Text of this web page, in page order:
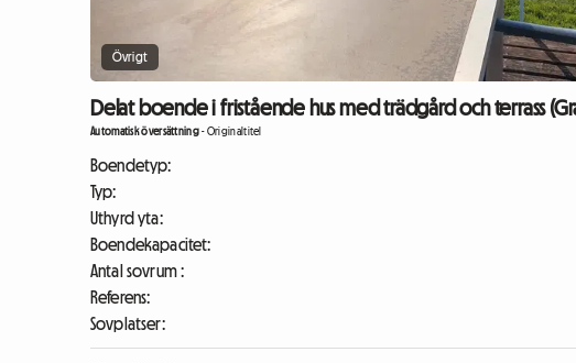
Övrigt
Delat boende i fristående hus med trädgård och terrass
Automatisk översättning-Originaltitel
Boendetyp:
Typ:
Uthyrd yta:
Boendekapacitet:
Antal sovrum :
Referens:
Sovplatser: